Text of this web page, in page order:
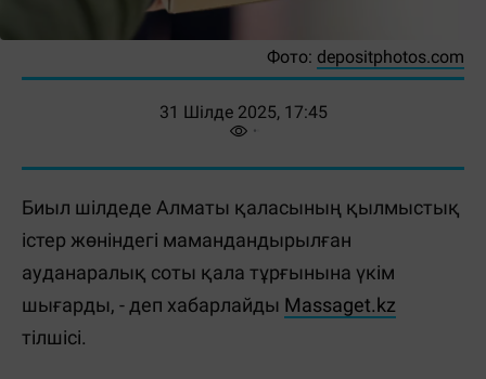
Фото: depositphotos.com
31 Шілде 2025, 17:45
Биыл шілдеде Алматы қаласының қылмыстық
істер жөніндегі мамандандырылған
ауданаралық соты қала тұрғынына үкім
шығарды, - деп хабарлайды Massaget.kz
тілшісі.